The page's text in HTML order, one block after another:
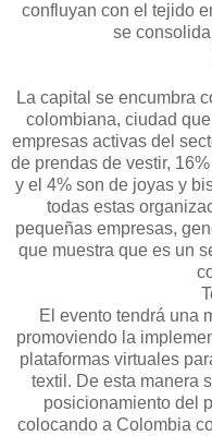
confluyan con el tejido
se
La capital se encumbra
colombiana, ciudad
empresas activas del
de prendas de vestir,
y el 4% son de joyas y
todas estas
pequeñas empresas,
que muestra que es un
El evento tendrá una
promoviendo la
plataformas virtuales
textil. De esta manera
posicionamiento del
colocando a Colombia